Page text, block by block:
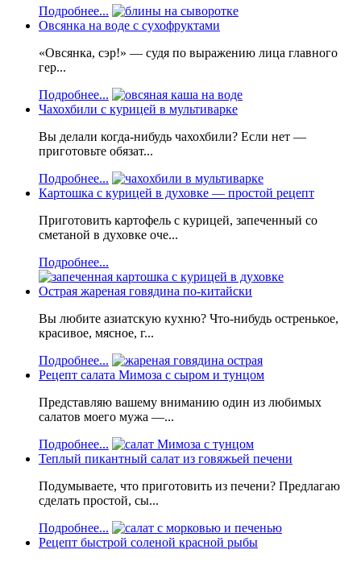
Подробнее...
Овсянка на воде с сухофруктами
«Овсянка, сэр!» — судя по выражению лица главного
гер...
Подробнее...
Чахохбили с курицей в мультиварке
Вы делали когда-нибудь чахохбили? Если нет —
приготовьте обязат...
Подробнее...
Картошка с курицей в духовке — простой рецепт
Приготовить картофель с курицей, запеченный со
сметаной в духовке оче...
Подробнее...
Острая жареная говядина по-китайски
Вы любите азиатскую кухню? Что-нибудь остренькое,
красивое, мясное, г...
Подробнее...
Рецепт салата Мимоза с сыром и тунцом
Представляю вашему вниманию один из любимых
салатов моего мужа —...
Подробнее...
Теплый пикантный салат из говяжьей печени
Подумываете, что приготовить из печени? Предлагаю
сделать простой, сы...
Подробнее...
Рецепт быстрой соленой красной рыбы